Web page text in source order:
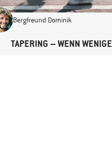
Bergfreund Dominik
TAPERING – WENN